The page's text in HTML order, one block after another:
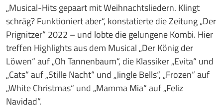
„Musical-Hits gepaart mit Weihnachtsliedern. Klingt
schräg? Funktioniert aber“, konstatierte die Zeitung „Der
Prignitzer“ 2022 – und lobte die gelungene Kombi. Hier
treffen Highlights aus dem Musical „Der König der
Löwen“ auf „Oh Tannenbaum“, die Klassiker „Evita“ und
„Cats“ auf „Stille Nacht“ und „Jingle Bells“, „Frozen“ auf
„White Christmas“ und „Mamma Mia“ auf „Feliz
Navidad“.